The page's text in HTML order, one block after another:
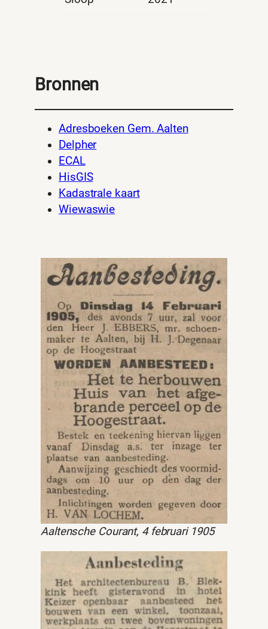
Bronnen
Adresboeken Gem. Aalten
Delpher
ECAL
HisGIS
Kadastrale kaart
Wiewaswie
Aaltensche Courant, 4 februari 1905